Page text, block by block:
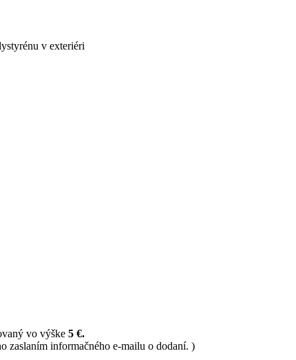
v exteriéri
vo výške 5 €.
zaslaním informačného e-mailu o dodaní. )